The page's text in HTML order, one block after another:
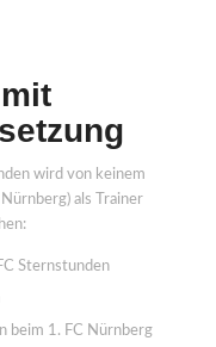
wird von keinem
als Trainer
Sternstunden
beim 1. FC Nürnberg